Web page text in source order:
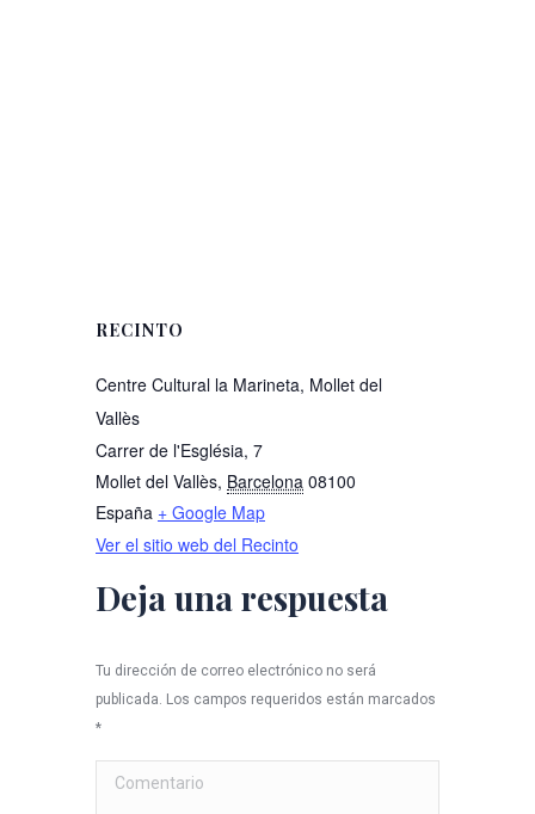
RECINTO
Centre Cultural la Marineta, Mollet del
Vallès
Carrer de l'Església, 7
Mollet del Vallès, Barcelona 08100
España + Google Map
Ver el sitio web del Recinto
Deja una respuesta
Tu dirección de correo electrónico no será
publicada. Los campos requeridos están marcados
*
Comentario